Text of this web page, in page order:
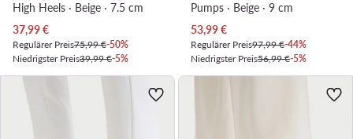
High Heels · Beige · 7.5 cm
Aktueller Preis
37,99€
Regulärer Preis75,99 €-50%
Niedrigster Preis39,99 €-5%
Pumps · Beige · 9 cm
Aktueller Preis
53,99€
Regulärer Preis97,99 €-44%
Niedrigster Preis56,99 €-5%